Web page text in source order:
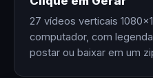
27 vídeos verticais
computador, com
postar ou baixar em um